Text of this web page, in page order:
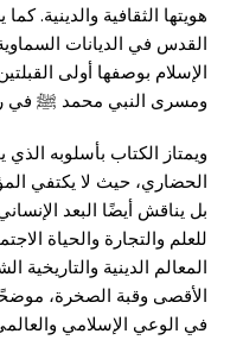
هويتها الثقافية والدينية.
القدس في الديانات
الإسلام بوصفها أولى
ومسرى النبي محمد ﷺ في
ويمتاز الكتاب بأسلوبه
الحضاري، حيث لا يكتفي
بل يناقش أيضًا البعد
للعلم والتجارة والحياة
المعالم الدينية
الأقصى وقبة الصخرة، موضحًا
في الوعي الإسلامي